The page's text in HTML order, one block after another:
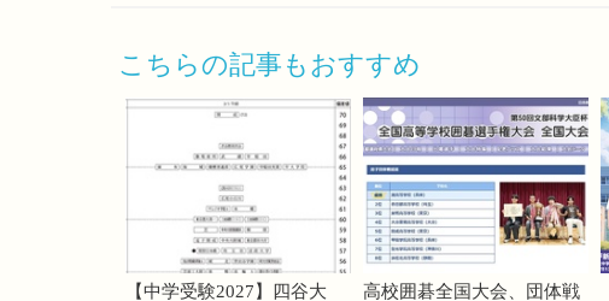
こちらの記事もおすすめ
【中学受験2027】四谷大
高校囲碁全国大会、団体戦